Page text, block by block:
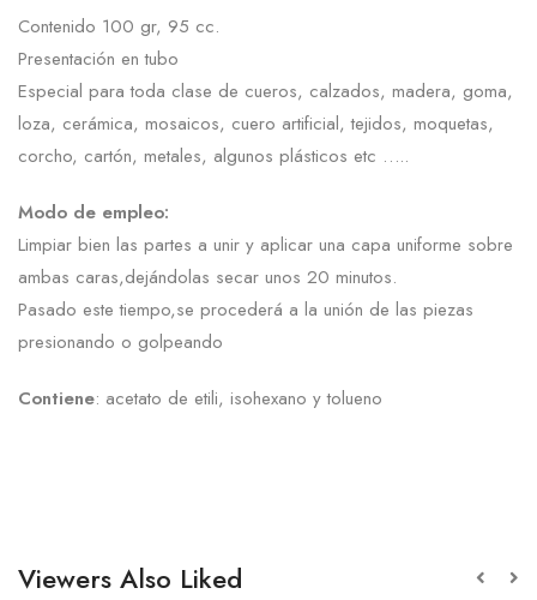
Contenido 100 gr, 95 cc.
Presentación en tubo
Especial para toda clase de cueros, calzados, madera, goma,
loza, cerámica, mosaicos, cuero artificial, tejidos, moquetas,
corcho, cartón, metales, algunos plásticos etc …..
Modo de empleo:
Limpiar bien las partes a unir y aplicar una capa uniforme sobre
ambas caras,dejándolas secar unos 20 minutos.
Pasado este tiempo,se procederá a la unión de las piezas
presionando o golpeando
Contiene: acetato de etili, isohexano y tolueno
Viewers Also Liked